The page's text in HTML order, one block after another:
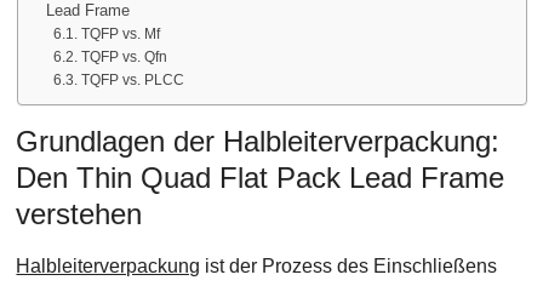
Lead Frame
TQFP vs. Mf
TQFP vs. Qfn
TQFP vs. PLCC
Grundlagen der Halbleiterverpackung:
Den Thin Quad Flat Pack Lead Frame
verstehen
Halbleiterverpackung ist der Prozess des Einschließens